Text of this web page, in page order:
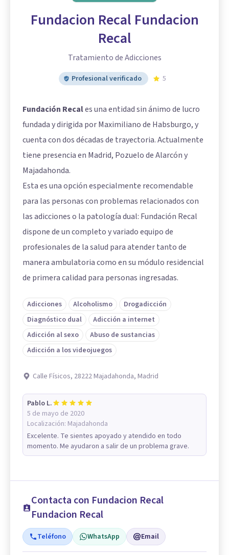
Fundacion Recal Fundacion
Recal
Tratamiento de Adicciones
Profesional verificado 5
Fundación Recales una entidad sin ánimo de lucro
fundada y dirigida por Maximiliano de Habsburgo, y
cuenta con dos décadas de trayectoria. Actualmente
tiene presencia en Madrid, Pozuelo de Alarcón y
Majadahonda.
Esta es una opción especialmente recomendable
para las personas con problemas relacionados con
las adicciones o la patología dual: Fundación Recal
dispone de un completo y variado equipo de
profesionales de la salud para atender tanto de
manera ambulatoria como en su módulo residencial
de primera calidad para personas ingresadas.
Adicciones Alcoholismo
Drogadicción
Diagnóstico dual
Adicción a internet
Adicción al sexo
Abuso de sustancias
Adicción a los videojuegos
Calle Físicos, 28222 Majadahonda, Madrid
Pablo L.
5 de mayo de 2020
Localización: Majadahonda
Excelente. Te sientes apoyado y atendido en todo
momento. Me ayudaron a salir de un problema grave.
Contacta con Fundacion Recal
Fundacion Recal
Teléfono WhatsApp Email